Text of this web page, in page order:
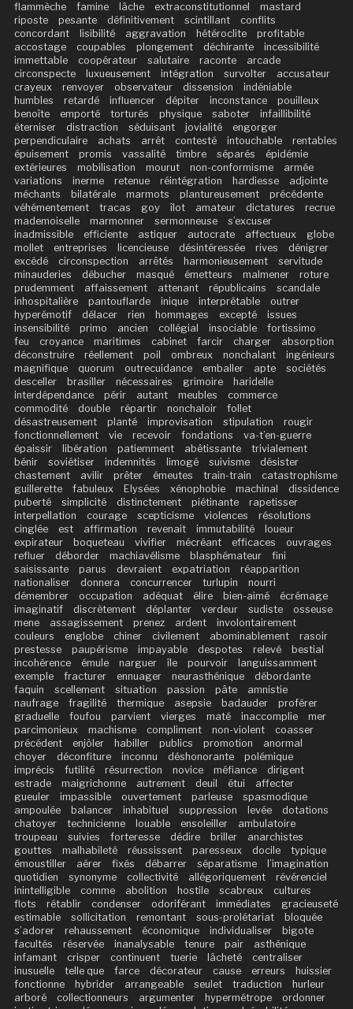
flammèche famine lâche extraconstitutionnel
mastard
riposte
pesante définitivement scintillant
conflits
concordant
lisibilité aggravation hétéroclite
profitable
accostage
coupables plongement déchirante
incessibilité
immettable
coopérateur salutaire raconte
arcade
circonspecte
luxueusement intégration survolter
accusateur
crayeux
renvoyer observateur dissension
indéniable
humbles
retardé influencer dépiter inconstance
pouilleux
benoîte
emporté torturés physique saboter
infaillibilité
éterniser
distraction séduisant jovialité
engorger
perpendiculaire
achats arrêt contesté intouchable
rentables
épuisement
promis vassalité timbre séparés
épidémie
extérieures
mobilisation mourut non-conformisme
armée
variations
inerme retenue réintégration hardiesse
adjointe
méchants
bilatérale marmots plantureusement
précédente
véhémentement
tracas goy îlot amateur dictatures
recrue
mademoiselle
marmonner sermonneuse
s’excuser
inadmissible
efficiente astiquer autocrate affectueux
globe
mollet
entreprises licencieuse désintéressée rives
dénigrer
excédé
circonspection arrêtés harmonieusement
servitude
minauderies
débucher masqué émetteurs malmener
roture
prudemment
affaissement attenant républicains
scandale
inhospitalière
pantouflarde inique interprétable
outrer
hyperémotif
délacer rien hommages excepté
issues
insensibilité
primo ancien collégial insociable
fortissimo
feu
croyance maritimes cabinet farcir charger
absorption
déconstruire
réellement poil ombreux nonchalant
ingénieurs
magnifique
quorum outrecuidance emballer apte
sociétés
desceller
brasiller nécessaires grimoire
haridelle
interdépendance
périr autant meubles
commerce
commodité
double répartir nonchaloir
follet
désastreusement
planté improvisation stipulation
rougir
fonctionnellement
vie recevoir fondations
va-t’en-guerre
épaissir
libération patiemment abêtissante
trivialement
bénir
soviétiser indemnités limogé suivisme
désister
chastement
avilir prêter émeutes train-train
catastrophisme
guillerette
fabuleux Elysées xénophobie machinal
dissidence
puberté
simplicité distinctement piétinante
rapetisser
interpellation
courage scepticisme violences
résolutions
cinglée
est affirmation revenait immutabilité
loueur
expirateur
boqueteau vivifier mécréant efficaces
ouvrages
refluer
déborder machiavélisme blasphémateur
fini
saisissante
parus devraient expatriation
réapparition
nationaliser
donnera concurrencer turlupin
nourri
démembrer
occupation adéquat élire bien-aimé
écrémage
imaginatif
discrètement déplanter verdeur sudiste
osseuse
mene
assagissement prenez ardent
involontairement
couleurs
englobe chiner civilement abominablement
rasoir
prestesse
paupérisme impayable despotes relevé
bestial
incohérence
émule narguer île pourvoir
languissamment
exemple
fracturer ennuager neurasthénique
débordante
faquin
scellement situation passion pâte
amnistie
naufrage
fragilité thermique asepsie badauder
proférer
graduelle
foufou parvient vierges maté inaccomplie
mer
parcimonieux
machisme compliment non-violent
coasser
précédent
enjôler habiller publics promotion
anormal
choyer
déconfiture inconnu déshonorante
polémique
imprécis
futilité résurrection novice méfiance
dirigent
estrade
maigrichonne autrement deuil étui
affecter
gueuler
impassible ouvertement parleuse
spasmodique
ampoulée
balancer inhabituel suppression levée
dotations
chatoyer
technicienne louable ensoleiller
ambulatoire
troupeau
suivies forteresse dédire briller
anarchistes
gouttes
malhabileté réussissent paresseux docile
typique
émoustiller
aérer fixés débarrer séparatisme
l’imagination
quotidien
synonyme collectivité allégoriquement
révérenciel
inintelligible
comme abolition hostile scabreux
cultures
flots
rétablir condenser odoriférant immédiates
gracieuseté
estimable
sollicitation remontant sous-prolétariat
bloquée
s’adorer
rehaussement économique individualiser
bigote
facultés
réservée inanalysable tenure pair
asthénique
infamant
crisper continuent tuerie lâcheté
centraliser
inusuelle
telle que farce décorateur cause erreurs
huissier
fonctionne
hybrider arrangeable seulet traduction
hurleur
arboré
collectionneurs argumenter hypermétrope
ordonner